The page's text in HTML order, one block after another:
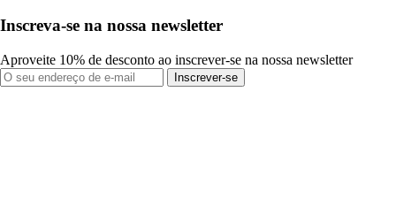
Inscreva-se na nossa newsletter
Aproveite 10% de desconto ao inscrever-se na nossa newsletter
Inscrever-se